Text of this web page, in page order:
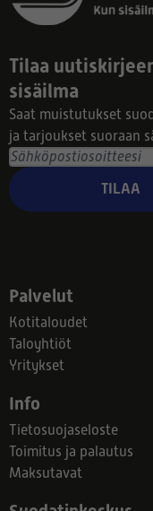
Tilaa
sisäilma
Saat muistutukset
ja tarjoukset suoraan
TILAA
Palvelut
Kotitaloudet
Taloyhtiöt
Yritykset
Info
Tietosuojaseloste
Toimitus ja palautus
Maksutavat